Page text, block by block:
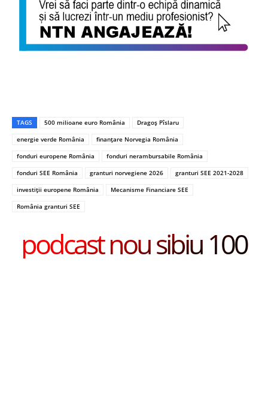
TAGS 500 milioane euro România
Dragoș Pîslaru
energie verde România
finanțare Norvegia România
fonduri europene România
fonduri nerambursabile România
fonduri SEE România
granturi norvegiene 2026
granturi SEE 2021-2028
investiții europene România
Mecanisme Financiare SEE
România granturi SEE
podcast nou sibiu 100